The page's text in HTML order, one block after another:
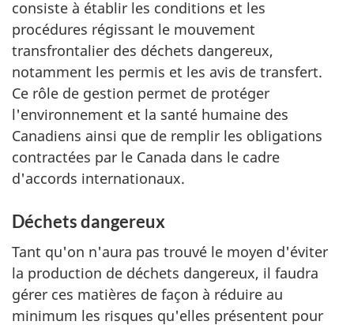
consiste à établir les conditions et les
procédures régissant le mouvement
transfrontalier des déchets dangereux,
notamment les permis et les avis de transfert.
Ce rôle de gestion permet de protéger
l'environnement et la santé humaine des
Canadiens ainsi que de remplir les obligations
contractées par le Canada dans le cadre
d'accords internationaux.
Déchets dangereux
Tant qu'on n'aura pas trouvé le moyen d'éviter
la production de déchets dangereux, il faudra
gérer ces matières de façon à réduire au
minimum les risques qu'elles présentent pour